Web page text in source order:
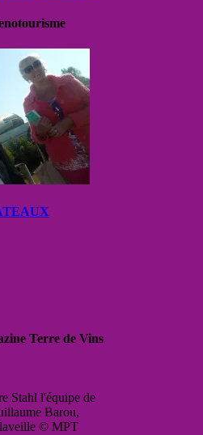
Terre de Vins
Stahl l'équipe de
Barou,
© MPT